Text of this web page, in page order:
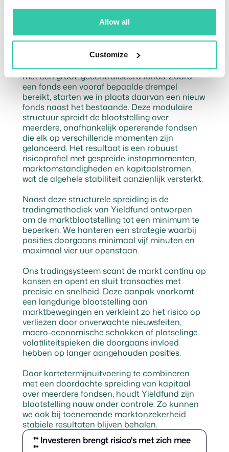
Allow all
Customize
CYCLUS
Minder blootstelling
Een belangrijke pijler van het risicobeheer van
Yieldfund ligt in de manier waarop we omgaan
met marktblootstelling. Yieldfund werkt niet
met één groot, gecentraliseerd fonds. Zodra
een fonds een vooraf bepaalde drempel
bereikt, starten we in plaats daarvan een nieuw
fonds naast het bestaande. Deze modulaire
structuur spreidt de blootstelling over
meerdere, onafhankelijk opererende fondsen
die elk op verschillende momenten zijn
gelanceerd. Het resultaat is een robuust
risicoprofiel met gespreide instapmomenten,
marktomstandigheden en kapitaalstromen,
wat de algehele stabiliteit aanzienlijk versterkt.
Naast deze structurele spreiding is de
tradingmethodiek van Yieldfund ontworpen
om de marktblootstelling tot een minimum te
beperken. We hanteren een strategie waarbij
posities doorgaans minimaal vijf minuten en
maximaal vier uur openstaan.
Ons tradingsysteem scant de markt continu op
kansen en opent en sluit transacties met
precisie en snelheid. Deze aanpak voorkomt
een langdurige blootstelling aan
marktbewegingen en verkleint zo het risico op
verliezen door onverwachte nieuwsfeiten,
macro-economische schokken of plotselinge
volatiliteitspieken die doorgaans invloed
hebben op langer aangehouden posities.
Door kortetermijnuitvoering te combineren
met een doordachte spreiding van kapitaal
over meerdere fondsen, houdt Yieldfund zijn
blootstelling nauw onder controle. Zo kunnen
we ook bij toenemende marktonzekerheid
stabiele resultaten blijven behalen.
** Investeren brengt risico's met zich mee
**